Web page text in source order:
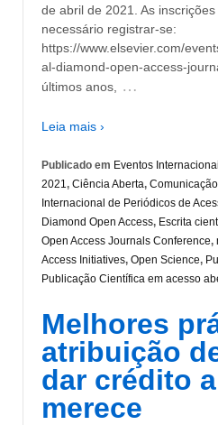
de abril de 2021. As
necessário registrar-se:
https://www.elsevier.com/
al-diamond-open-access-
últimos anos, …
Leia mais ›
Publicado em Eventos
2021, Ciência Aberta,
Internacional de Periódicos de
Diamond Open Access, Escrita
Open Access Journals Conference,
Access Initiatives, Open Science,
Publicação Científica em acesso
Melhores
atribuição
dar crédito
merece